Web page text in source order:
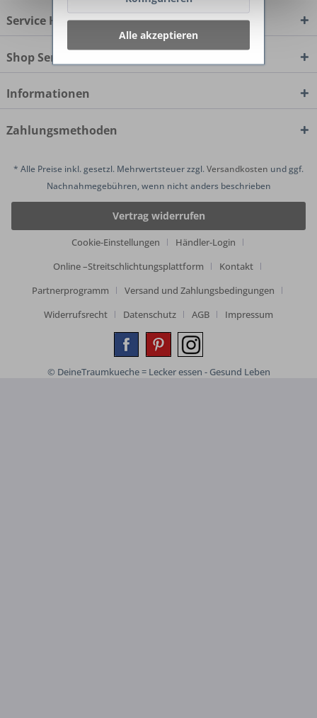
Service Hotline
Shop Service
Informationen
Zahlungsmethoden
* Alle Preise inkl. gesetzl. Mehrwertsteuer zzgl.Versandkosten und ggf.
Nachnahmegebühren, wenn nicht anders beschrieben
Vertrag widerrufen
Cookie-Einstellungen
Händler-Login
Online –Streitschlichtungsplattform
Kontakt
Partnerprogramm
Versand und Zahlungsbedingungen
Widerrufsrecht
Datenschutz AGB Impressum
© DeineTraumkueche = Lecker essen - Gesund Leben
Alle akzeptieren